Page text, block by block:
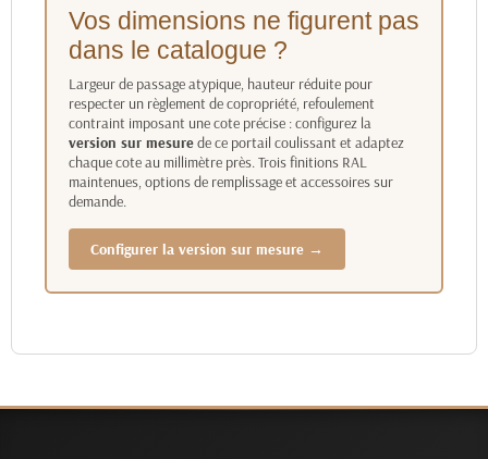
Vos dimensions ne figurent pas
dans le catalogue ?
Largeur de passage atypique, hauteur réduite pour
respecter un règlement de copropriété, refoulement
contraint imposant une cote précise : configurez la
version sur mesurede ce portail coulissant et adaptez
chaque cote au millimètre près. Trois finitions RAL
maintenues, options de remplissage et accessoires sur
demande.
Configurer la version sur mesure →